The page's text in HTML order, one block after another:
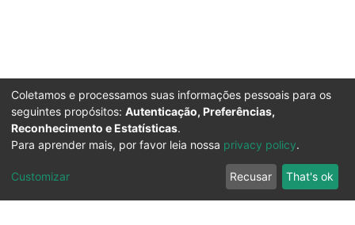
Coletamos e processamos suas informações pessoais para os
seguintes propósitos: Autenticação, Preferências,
Reconhecimento e Estatísticas.
Para aprender mais, por favor leia nossa privacy policy.
Customizar Recusar That's ok